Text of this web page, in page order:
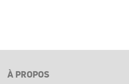
À PROPOS